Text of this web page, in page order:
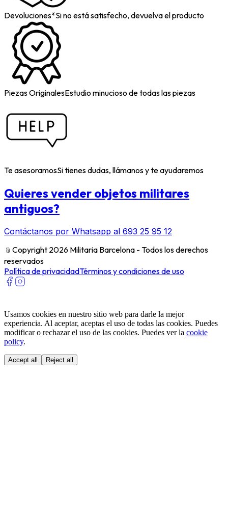
Devoluciones*Si no está satisfecho, devuelva el producto
Piezas OriginalesEstudio minucioso de todas las piezas
Te asesoramosSi tienes dudas, llámanos y te ayudaremos
Quieres vender objetos militares
antiguos?
Contáctanos por Whatsapp al 693 25 95 12
﹫ Copyright 2026 Militaria Barcelona - Todos los derechos
reservados
Política de privacidadTérminos y condiciones de uso
Usamos cookies en nuestro sitio web para darle la mejor
experiencia. Al aceptar, aceptas el uso de todas las cookies. Puedes
modificar o rechazar el uso de las cookies. Puedes ver la cookie
policy.
Accept all Reject all